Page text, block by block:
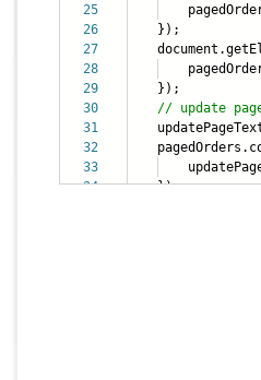
25
26
27
28
29
30
31
32
33
34
});
});
// update
});